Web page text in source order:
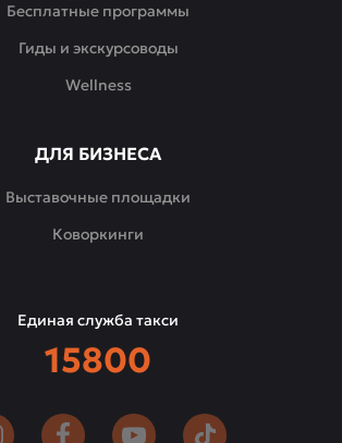
Бесплатные программы
Гиды и экскурсоводы
Wellness
ДЛЯ БИЗНЕСА
Выставочные площадки
Коворкинги
Единая служба такси
15800